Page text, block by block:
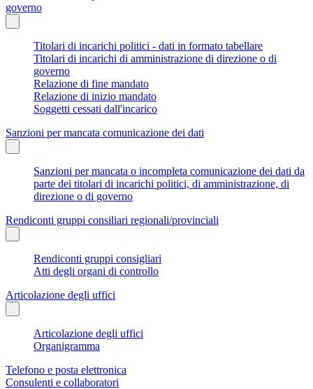
governo
Titolari di incarichi politici - dati in formato tabellare
Titolari di incarichi di amministrazione di direzione o di
governo
Relazione di fine mandato
Relazione di inizio mandato
Soggetti cessati dall'incarico
Sanzioni per mancata comunicazione dei dati
Sanzioni per mancata o incompleta comunicazione dei dati da
parte dei titolari di incarichi politici, di amministrazione, di
direzione o di governo
Rendiconti gruppi consiliari regionali/provinciali
Rendiconti gruppi consigliari
Atti degli organi di controllo
Articolazione degli uffici
Articolazione degli uffici
Organigramma
Telefono e posta elettronica
Consulenti e collaboratori